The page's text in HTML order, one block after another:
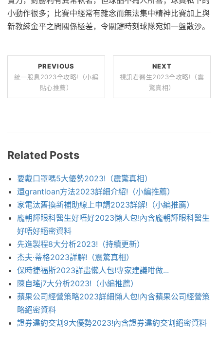
小動作很多；比賽中經常有雜念而無法集中精神比賽加上與
新教練金平之間關係極差，令關鍵時刻球隊宛如一盤散沙。
PREVIOUS
統一股息2023全攻略!（小編
貼心推薦）
NEXT
視訊看醫生2023全攻略!（震
驚真相）
Related Posts
要戴口罩嗎5大優勢2023!（震驚真相）
還grantloan方法2023詳細介紹!（小編推薦）
家電汰舊換新補助線上申請2023詳解!（小編推薦）
龐朝輝眼科醫生好唔好2023懶人包!內含龐朝輝眼科醫生
好唔好絕密資料
先進製程8大分析2023!（持續更新）
杰夫·蒂格2023詳解!（震驚真相）
保時捷福斯2023詳盡懶人包!專家建議咁做...
陳自瑤j7大分析2023!（小編推薦）
蘋果公司經營策略2023詳細懶人包!內含蘋果公司經營策
略絕密資料
證券違約交割9大優勢2023!內含證券違約交割絕密資料